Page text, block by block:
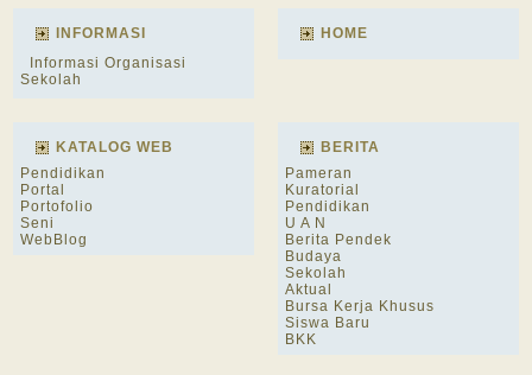
INFORMASI
Informasi Organisasi
Sekolah
HOME
KATALOG WEB
Pendidikan
Portal
Portofolio
Seni
WebBlog
BERITA
Pameran
Kuratorial
Pendidikan
U A N
Berita Pendek
Budaya
Sekolah
Aktual
Bursa Kerja Khusus
Siswa Baru
BKK